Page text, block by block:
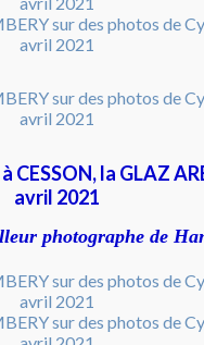
CESSON, la GLAZ
avril 2021
photographe de